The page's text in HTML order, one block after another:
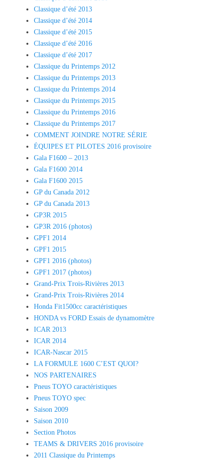
Classique d’été 2013
Classique d’été 2014
Classique d’été 2015
Classique d’été 2016
Classique d’été 2017
Classique du Printemps 2012
Classique du Printemps 2013
Classique du Printemps 2014
Classique du Printemps 2015
Classique du Printemps 2016
Classique du Printemps 2017
COMMENT JOINDRE NOTRE SÉRIE
ÉQUIPES ET PILOTES 2016 provisoire
Gala F1600 – 2013
Gala F1600 2014
Gala F1600 2015
GP du Canada 2012
GP du Canada 2013
GP3R 2015
GP3R 2016 (photos)
GPF1 2014
GPF1 2015
GPF1 2016 (photos)
GPF1 2017 (photos)
Grand-Prix Trois-Rivières 2013
Grand-Prix Trois-Rivières 2014
Honda Fit1500cc caractéristiques
HONDA vs FORD Essais de dynamomètre
ICAR 2013
ICAR 2014
ICAR-Nascar 2015
LA FORMULE 1600 C’EST QUOI?
NOS PARTENAIRES
Pneus TOYO caractéristiques
Pneus TOYO spec
Saison 2009
Saison 2010
Section Photos
TEAMS & DRIVERS 2016 provisoire
2011 Classique du Printemps